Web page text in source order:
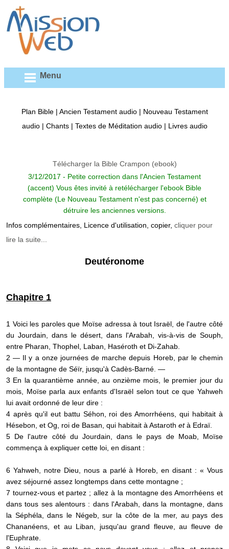
Menu
Plan Bible| Ancien Testament audio| Nouveau Testament
audio| Chants| Textes de Méditation audio| Livres audio
Télécharger la Bible Crampon (ebook)
3/12/2017 - Petite correction dans l'Ancien Testament
(accent) Vous êtes invité à retélécharger l'ebook Bible
complète (Le Nouveau Testament n'est pas concerné) et
détruire les anciennes versions.
Infos complémentaires, Licence d'utilisation, copier, cliquer pour
lire la suite...
Deutéronome
Chapitre 1
1 Voici les paroles que Moïse adressa à tout Israël, de l'autre côté
du Jourdain, dans le désert, dans l'Arabah, vis-à-vis de Souph,
entre Pharan, Thophel, Laban, Haséroth et Di-Zahab.
2 — Il y a onze journées de marche depuis Horeb, par le chemin
de la montagne de Séïr, jusqu'à Cadès-Barné. —
3 En la quarantième année, au onzième mois, le premier jour du
mois, Moïse parla aux enfants d'Israël selon tout ce que Yahweh
lui avait ordonné de leur dire :
4 après qu'il eut battu Séhon, roi des Amorrhéens, qui habitait à
Hésebon, et Og, roi de Basan, qui habitait à Astaroth età Edraï.
5 De l'autre côté du Jourdain, dans le pays de Moab, Moïse
commença à expliquer cette loi, en disant :
6 Yahweh, notre Dieu, nous a parlé à Horeb, en disant : « Vous
avez séjourné assez longtemps dans cette montagne ;
7 tournez-vous et partez ; allez à la montagne des Amorrhéens et
dans tous ses alentours : dans l'Arabah, dans la montagne, dans
la Séphéla, dans le Négeb, sur la côte de la mer, au pays des
Chananéens, et au Liban, jusqu'au grand fleuve, au fleuve de
l'Euphrate.